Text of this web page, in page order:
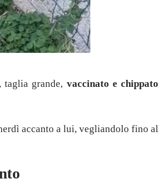
taglia grande, vaccinato e chippato
accanto a lui, vegliandolo fino